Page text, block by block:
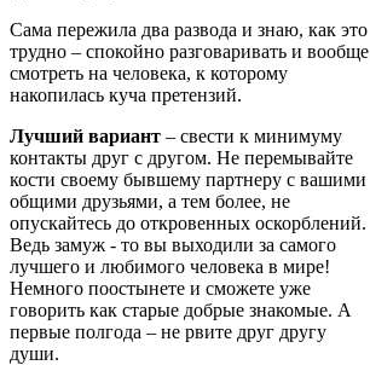
Сама пережила два развода и знаю, как это
трудно – спокойно разговаривать и вообще
смотреть на человека, к которому
накопилась куча претензий.
Лучший вариант – свести к минимуму
контакты друг с другом. Не перемывайте
кости своему бывшему партнеру с вашими
общими друзьями, а тем более, не
опускайтесь до откровенных оскорблений.
Ведь замуж - то вы выходили за самого
лучшего и любимого человека в мире!
Немного поостынете и сможете уже
говорить как старые добрые знакомые. А
первые полгода – не рвите друг другу
души.